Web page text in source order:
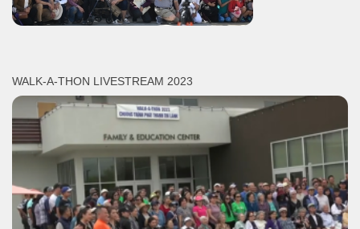
WALK-A-THON LIVESTREAM 2023